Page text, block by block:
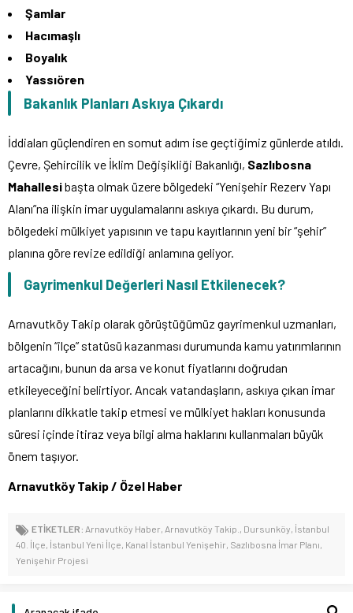
Şamlar
Hacımaşlı
Boyalık
Yassıören
Bakanlık Planları Askıya Çıkardı
İddiaları güçlendiren en somut adım ise geçtiğimiz günlerde atıldı.
Çevre, Şehircilik ve İklim Değişikliği Bakanlığı, Sazlıbosna
Mahallesibaşta olmak üzere bölgedeki “Yenişehir Rezerv Yapı
Alanı”na ilişkin imar uygulamalarını askıya çıkardı. Bu durum,
bölgedeki mülkiyet yapısının ve tapu kayıtlarının yeni bir “şehir”
planına göre revize edildiği anlamına geliyor.
Gayrimenkul Değerleri Nasıl Etkilenecek?
Arnavutköy Takip olarak görüştüğümüz gayrimenkul uzmanları,
bölgenin “ilçe” statüsü kazanması durumunda kamu yatırımlarının
artacağını, bunun da arsa ve konut fiyatlarını doğrudan
etkileyeceğini belirtiyor. Ancak vatandaşların, askıya çıkan imar
planlarını dikkatle takip etmesi ve mülkiyet hakları konusunda
süresi içinde itiraz veya bilgi alma haklarını kullanmaları büyük
önem taşıyor.
Arnavutköy Takip / Özel Haber
ETİKETLER: Arnavutköy Haber, Arnavutköy Takip. , Dursunköy, İstanbul
40. İlçe, İstanbul Yeni İlçe, Kanal İstanbul Yenişehir, Sazlıbosna İmar Planı,
Yenişehir Projesi